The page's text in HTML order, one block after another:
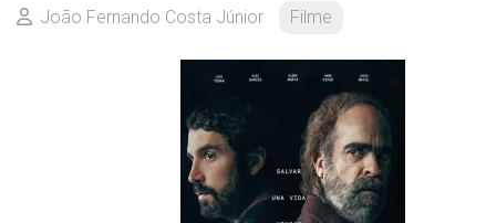
João Fernando Costa Júnior Filme